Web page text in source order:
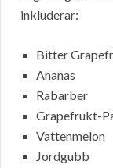
inkluderar:
Bitter
Ananas
Rabarber
Grapefrukt-
Vattenmelon
Jordgubb